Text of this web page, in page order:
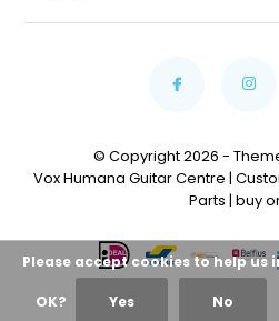
© Copyright 2026 -
Vox Humana Guitar Centre |
Parts | buy
Please accept cookies to help us
OK? Yes No